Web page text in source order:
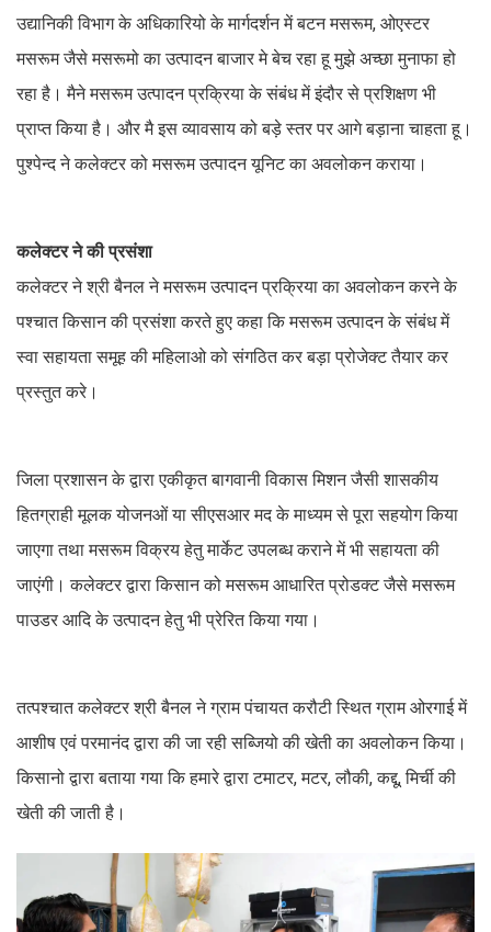
उद्यानिकी विभाग के अधिकारियो के मार्गदर्शन में बटन मसरूम, ओएस्टर
मसरूम जैसे मसरूमो का उत्पादन बाजार मे बेच रहा हू मुझे अच्छा मुनाफा हो
रहा है। मैने मसरूम उत्पादन प्रक्रिया के संबंध में इंदौर से प्रशिक्षण भी
प्राप्त किया है। और मै इस व्यावसाय को बड़े स्तर पर आगे बड़ाना चाहता हू।
पुश्पेन्द ने कलेक्टर को मसरूम उत्पादन यूनिट का अवलोकन कराया।
कलेक्टर ने की प्रसंशा
कलेक्टर ने श्री बैनल ने मसरूम उत्पादन प्रक्रिया का अवलोकन करने के
पश्चात किसान की प्रसंशा करते हुए कहा कि मसरूम उत्पादन के संबंध में
स्वा सहायता समूह की महिलाओ को संगठित कर बड़ा प्रोजेक्ट तैयार कर
प्रस्तुत करे।
जिला प्रशासन के द्वारा एकीकृत बागवानी विकास मिशन जैसी शासकीय
हितग्राही मूलक योजनओं या सीएसआर मद के माध्यम से पूरा सहयोग किया
जाएगा तथा मसरूम विक्रय हेतु मार्केट उपलब्ध कराने में भी सहायता की
जाएंगी। कलेक्टर द्वारा किसान को मसरूम आधारित प्रोडक्ट जैसे मसरूम
पाउडर आदि के उत्पादन हेतु भी प्रेरित किया गया।
तत्पश्चात कलेक्टर श्री बैनल ने ग्राम पंचायत करौटी स्थित ग्राम ओरगाई में
आशीष एवं परमानंद द्वारा की जा रही सब्जियो की खेती का अवलोकन किया।
किसानो द्वारा बताया गया कि हमारे द्वारा टमाटर, मटर, लौकी, कद्दू, मिर्ची की
खेती की जाती है।